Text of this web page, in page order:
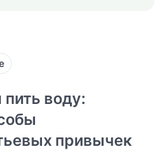
воду:
привычек